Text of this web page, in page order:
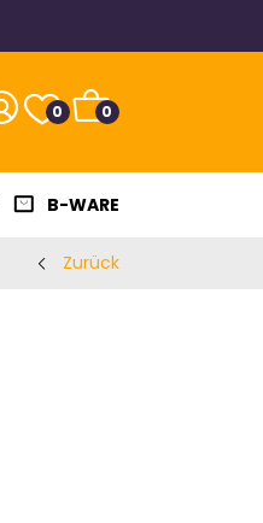
0 0
B-WARE
Zurück